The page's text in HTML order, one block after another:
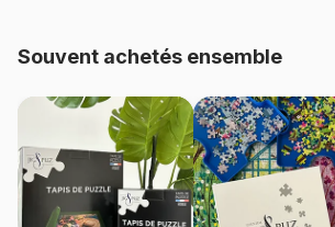
Provenance Pologne
Castorland-
EAN
Nombre de pièces 3000
Souvent achetés ensemble